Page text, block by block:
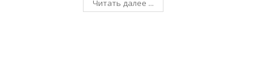
Читать далее ...